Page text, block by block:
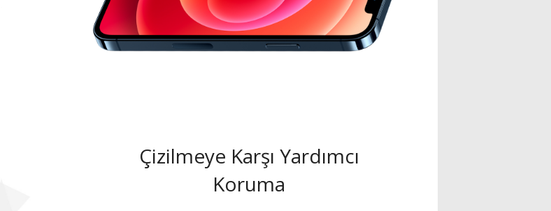
Çizilmeye Karşı Yardımcı
Koruma